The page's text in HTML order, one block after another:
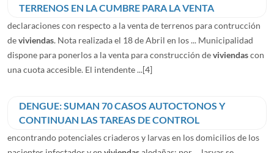
TERRENOS EN LA CUMBRE PARA LA VENTA
declaraciones con respecto a la venta de terrenos para contrucción
deviviendas. Nota realizada el 18 de Abril en los ... Municipalidad
dispone para ponerlos a la venta para construcción deviviendascon
una cuota accesible. El intendente ...[4]
DENGUE: SUMAN 70 CASOS AUTOCTONOS Y
CONTINUAN LAS TAREAS DE CONTROL
encontrando potenciales criaderos y larvas en los domicilios de los